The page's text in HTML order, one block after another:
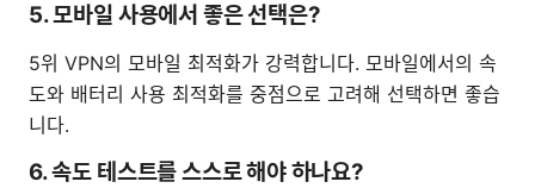
5. 모바일 사용에서 좋은 선택은?
5위 VPN의 모바일 최적화가 강력합니다. 모바일에서의 속
도와 배터리 사용 최적화를 중점으로 고려해 선택하면 좋습
니다.
6. 속도 테스트를 스스로 해야 하나요?